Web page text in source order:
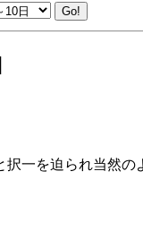
一を迫られ当然の